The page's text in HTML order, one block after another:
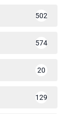
502
574
20
129